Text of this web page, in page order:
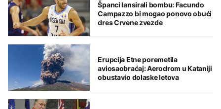
Španci lansirali bombu: Facundo
Campazzo bi mogao ponovo obući
dres Crvene zvezde
Erupcija Etne poremetila
aviosaobraćaj: Aerodrom u Kataniji
obustavio dolaske letova